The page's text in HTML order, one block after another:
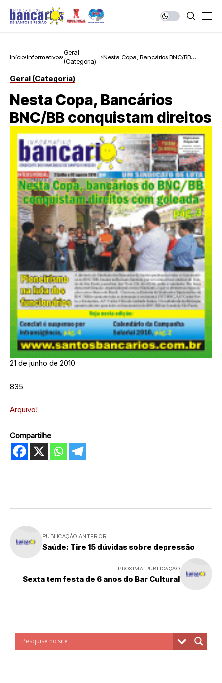
Início Informativos
Geral
(Categoria)
Nesta Copa, Bancários BNC/BB
Geral (Categoria)
Nesta Copa, Bancários
BNC/BB conquistam direitos
21 de junho de 2010
835
Arquivo!
Compartilhe
PUBLICAÇÃO ANTERIOR
Saúde: Tire 15 dúvidas sobre depressão
PRÓXIMA PUBLICAÇÃO
Sexta tem festa de 6 anos do Bar Cultural